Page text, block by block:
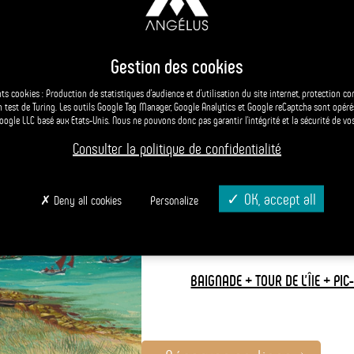
architecturale et un point de vue exceptionnel sur la rivière
de plaisance et le cadre naturel sauvage.
offrant aux visiteurs et aux résidents un lien tangible avec
Leaflet| Powered byEsri| ©
Gestion des cookies
cookies : Production de statistiques d’audience et d’utilisation du site internet, protection
test de Turing. Les outils Google Tag Manager, Google Analytics et Google reCaptcha sont
LLC basé aux Etats-Unis. Nous ne pouvons donc pas garantir l’intégrité et la sécurité de
Consulter la politique de confidentialité
Deny all cookies Personalize OK, accept all
SPECIAL ST-GOUSTAN AU DEPART DE
REMONTEE DE LA RIVIERE D'AURAY AVEC
PORT
PENSEZ AUX ÎLES SUPERBES DU
LOCMARIAQUER OU
POUR Y PASSER UNE JOURNEE
BAIGNADE + TOUR DE L'ÎlE +